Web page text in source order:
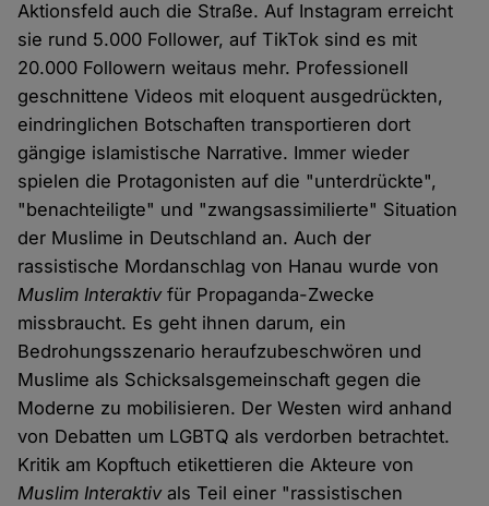
Aktionsfeld auch die Straße. Auf Instagram erreicht
sie rund 5.000 Follower, auf TikTok sind es mit
20.000 Followern weitaus mehr. Professionell
geschnittene Videos mit eloquent ausgedrückten,
eindringlichen Botschaften transportieren dort
gängige islamistische Narrative. Immer wieder
spielen die Protagonisten auf die "unterdrückte",
"benachteiligte" und "zwangsassimilierte" Situation
der Muslime in Deutschland an. Auch der
rassistische Mordanschlag von Hanau wurde von
Muslim Interaktivfür Propaganda-Zwecke
missbraucht. Es geht ihnen darum, ein
Bedrohungsszenario heraufzubeschwören und
Muslime als Schicksalsgemeinschaft gegen die
Moderne zu mobilisieren. Der Westen wird anhand
von Debatten um LGBTQ als verdorben betrachtet.
Kritik am Kopftuch etikettieren die Akteure von
Muslim Interaktivals Teil einer "rassistischen